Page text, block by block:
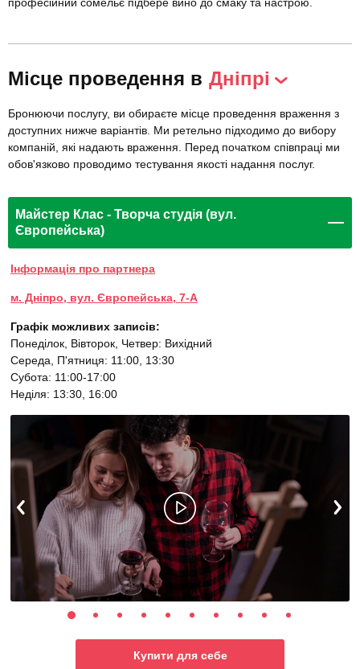
Місце проведення в Дніпрі
Бронюючи послугу, ви обираєте місце проведення враження з
доступних нижче варіантів. Ми ретельно підходимо до вибору
компаній, які надають враження. Перед початком співпраці ми
обов'язково проводимо тестування якості надання послуг.
Майстер Клас - Творча студія (вул.
Європейська)
Інформація про партнера
м. Дніпро, вул. Європейська, 7-А
Графік можливих записів:
Понеділок, Вівторок, Четвер: Вихідний
Середа, П'ятниця: 11:00, 13:30
Субота: 11:00-17:00
Неділя: 13:30, 16:00
Купити для себе